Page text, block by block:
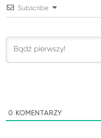
Subscribe
0 KOMENTARZY